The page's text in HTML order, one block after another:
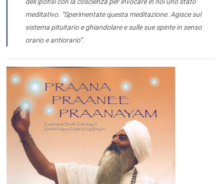
meditativo. “Sperimentate questa meditazione. Agisce sul
sistema pituitario e ghiandolare e sulle sue spinte in senso
orario e antiorario”.